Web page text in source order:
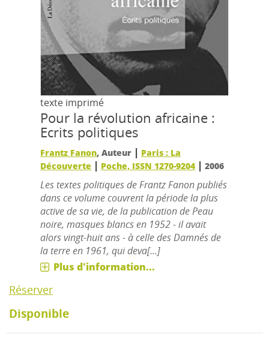
texte imprimé
Pour la révolution africaine :
Ecrits politiques
Frantz Fanon, Auteur | Paris : La
Découverte | Poche, ISSN 1270-9204 |2006
Les textes politiques de Frantz Fanon publiés
dans ce volume couvrent la période la plus
active de sa vie, de la publication de Peau
noire, masques blancs en 1952 - il avait
alors vingt-huit ans - à celle des Damnés de
la terre en 1961, qui deva[...]
Plus d'information...
Réserver
Disponible